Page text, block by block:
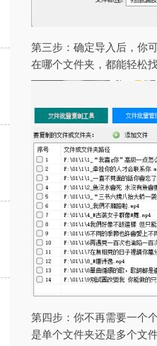
第三步：确定导入后，你
在哪个文件夹，都能轻松
第四步：你不再需要一个
是单个文件夹还是多个文